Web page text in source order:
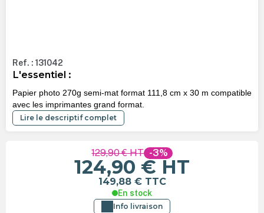
Ref. : 131042
L'essentiel :
Papier photo 270g semi-mat format 111,8 cm x 30 m compatible
avec les imprimantes grand format.
Lire le descriptif complet
129,90 €HT -3%
124,90 €HT
149,88 € TTC
En stock
Info livraison